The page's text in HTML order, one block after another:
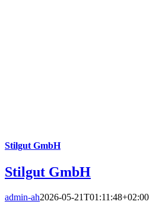
Stilgut GmbH
Stilgut GmbH
admin-ah2026-05-21T01:11:48+02:00